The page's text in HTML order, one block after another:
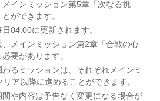
インミッション第5章「次なる挑
ができます。
04:00に更新されます。
メインミッション第2章「合戦の心
要があります。
るミッションは、それぞれメインミ
ア以降に進めることができます。
や内容は予告なく変更になる場合が